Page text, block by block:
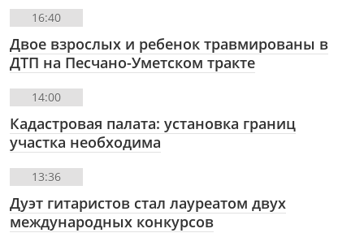
16:40
Двое взрослых и ребенок травмированы в
ДТП на Песчано-Уметском тракте
14:00
Кадастровая палата: установка границ
участка необходима
13:36
Дуэт гитаристов стал лауреатом двух
международных конкурсов